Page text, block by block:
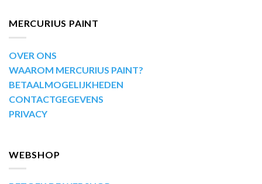
MERCURIUS PAINT
OVER ONS
WAAROM MERCURIUS PAINT?
BETAALMOGELIJKHEDEN
CONTACTGEGEVENS
PRIVACY
WEBSHOP